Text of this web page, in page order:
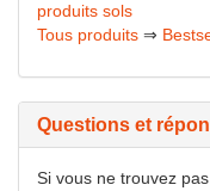
produits sols
Tous produits ⇒
Questions et
Si vous ne trouvez